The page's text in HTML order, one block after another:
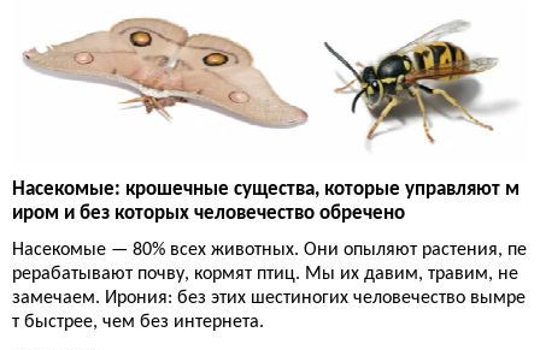
Насекомые: крошечные существа, которые управляют м
иром и без которых человечество обречено
Насекомые — 80% всех животных. Они опыляют растения, пе
рерабатывают почву, кормят птиц. Мы их давим, травим, не
замечаем. Ирония: без этих шестиногих человечество вымре
т быстрее, чем без интернета.